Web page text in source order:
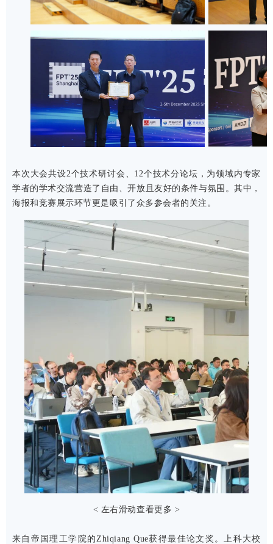
本次大会共设2个技术研讨会、12个技术分论坛，为领域内专家
学者的学术交流营造了自由、开放且友好的条件与氛围。其中，
海报和竞赛展示环节更是吸引了众多参会者的关注。
< 左右滑动查看更多 >
来自帝国理工学院的Zhiqiang Que获得最佳论文奖。上科大校